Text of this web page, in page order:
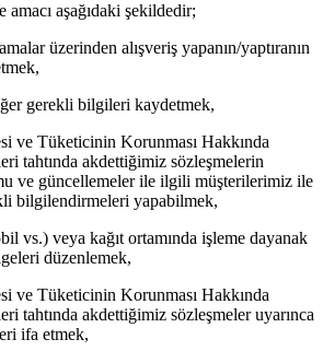
aşağıdaki şekildedir;
üzerinden alışveriş yapanın/yaptıranın
gerekli bilgileri kaydetmek,
ve Tüketicinin Korunması Hakkında
tahtında akdettiğimiz sözleşmelerin
ve güncellemeler ile ilgili müşterilerimiz ile
bilgilendirmeleri yapabilmek,
vs.) veya kağıt ortamında işleme dayanak
düzenlemek,
ve Tüketicinin Korunması Hakkında
tahtında akdettiğimiz sözleşmeler uyarınca
ifa etmek,